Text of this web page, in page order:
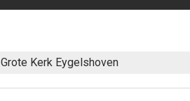
Grote Kerk Eygelshoven